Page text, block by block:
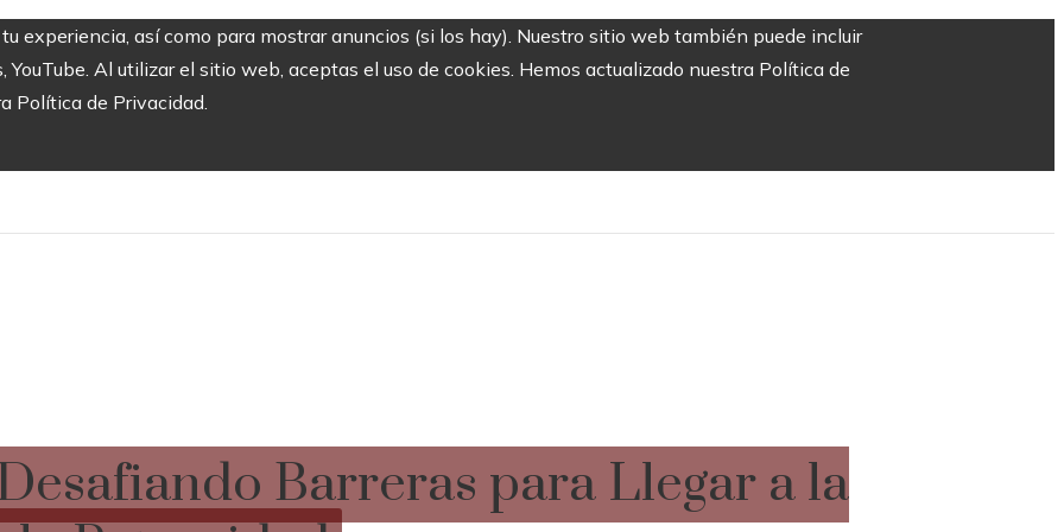
experiencia, así como para mostrar anuncios (si los hay). Nuestro sitio web también puede incluir
Al utilizar el sitio web, aceptas el uso de cookies. Hemos actualizado nuestra Política de
Política de Privacidad.
Barreras para Llegar a la